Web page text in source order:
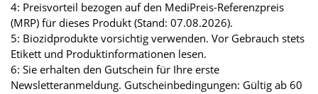
4: Preisvorteil bezogen auf den MediPreis-Referenzpreis
(MRP) für dieses Produkt (Stand: 07.08.2026).
5: Biozidprodukte vorsichtig verwenden. Vor Gebrauch stets
Etikett und Produktinformationen lesen.
6: Sie erhalten den Gutschein für Ihre erste
Newsletteranmeldung. Gutscheinbedingungen: Gültig ab 60